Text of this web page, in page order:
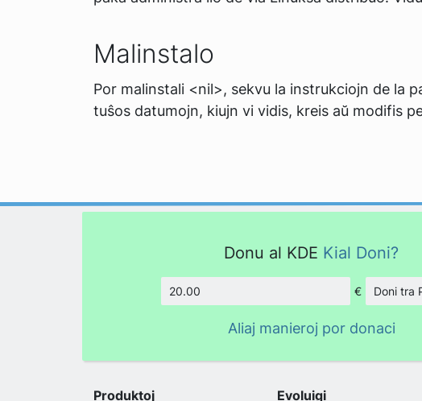
Malinstalo
Por malinstali <nil>, sekvu la instrukciojn de la
tuŝos datumojn, kiujn vi vidis, kreis aŭ modifis
Donu al KDE Kial Doni?
€ Doni tra
Aliaj manieroj por donaci
Produktoj Evoluigi